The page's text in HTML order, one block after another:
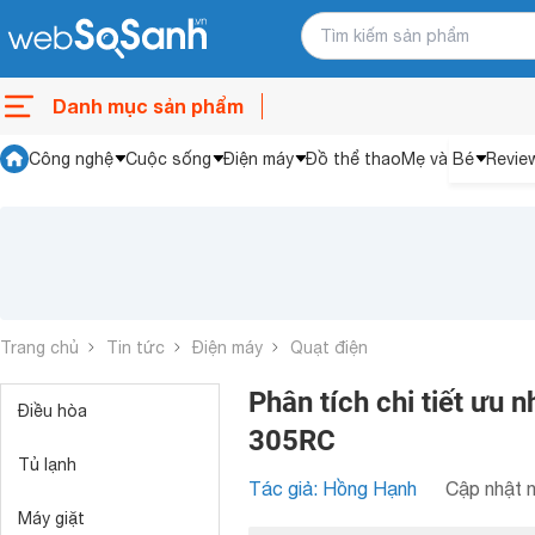
Danh mục sản phẩm
Công nghệ Cuộc sống Điện máy Đồ thể thaoMẹ và Bé
Trang chủ Tin tức Điện máy Quạt điện
Điều hòa
Tủ lạnh
Máy giặt
Phân tích chi tiết ưu
305RC
Tác giả: Hồng Hạnh Cập nhật